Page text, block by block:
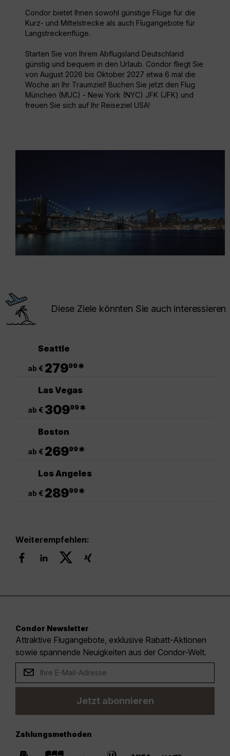
Condor bietet Ihnen sowohl günstige Flüge für die
Kurz- und Mittelstrecke als auch Flugangebote für
Langstreckenflüge.
Starten Sie von Ihrem Abflugsland Deutschland
günstig und bequem in den Urlaub. Condor fliegt Sie
von August 2026 bis Oktober 2027 etwa 6 mal die
Woche an Ihr Traumziel! Buchen Sie jetzt den Flug
München (MUC) - New York (NYC) JFK (JFK) und
freuen Sie sich auf Ihr Reiseziel USA!
Diese Ziele könnten Sie auch interessieren
Seattle
ab € 27999*
Las Vegas
ab € 30999*
Boston
ab € 26999*
Los Angeles
ab € 28999*
Weiterempfehlen:
Condor Newsletter
Attraktive Flugangebote, exklusive Rabatt-Aktionen
sowie spannende Neuigkeiten aus der Condor-Welt.
Jetzt abonnieren
Zahlungsmethoden